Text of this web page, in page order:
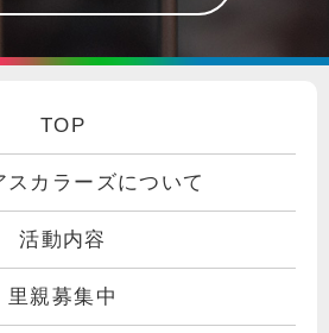
TOP
スカラーズについて
活動内容
里親募集中